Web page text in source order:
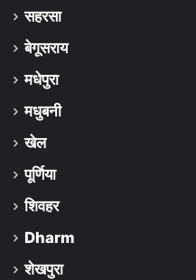
सहरसा
बेगूसराय
मधेपुरा
मधुबनी
खेल
पूर्णिया
शिवहर
Dharm
शेखपुरा